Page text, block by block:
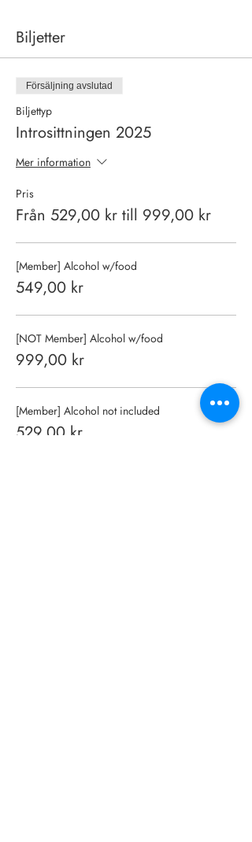
Biljetter
Försäljning avslutad
Biljettyp
Introsittningen 2025
Mer information
Pris
Från 529,00 kr till 999,00 kr
[Member] Alcohol w/food
549,00 kr
[NOT Member] Alcohol w/food
999,00 kr
[Member] Alcohol not included
529,00 kr